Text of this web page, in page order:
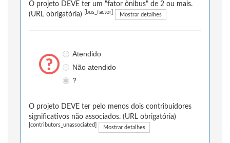
O projeto DEVE ter um "fator ônibus" de 2 ou mais.
(URL obrigatória)
[bus_factor] Mostrar detalhes
Atendido
Não atendido
?
O projeto DEVE ter pelo menos dois contribuidores
significativos não associados. (URL obrigatória)
[contributors_unassociated] Mostrar detalhes